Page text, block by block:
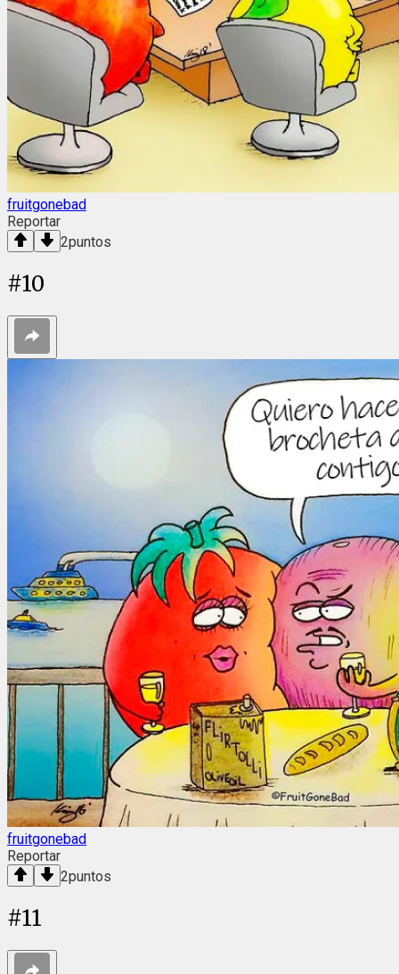
fruitgonebad
Reportar
2puntos
#10
fruitgonebad
Reportar
2puntos
#11